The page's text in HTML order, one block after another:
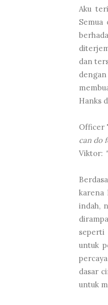
Aku
dan
Hanks
Officer
can do
Viktor:
karena
indah,
seperti
untuk
dasar
untuk